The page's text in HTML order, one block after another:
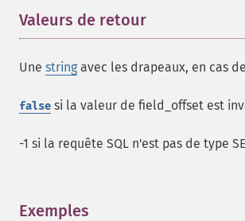
Valeurs de retour
Une string avec les drapeaux, en cas
false si la valeur de field_offset est
-1 si la requête SQL n'est pas de type
Exemples